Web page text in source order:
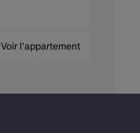
Voir l'appartement